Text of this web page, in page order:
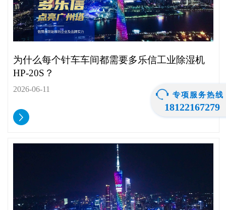
为什么每个针车车间都需要多乐信工业除湿机
HP-20S？
2026-06-11
专项服务热线
18122167279